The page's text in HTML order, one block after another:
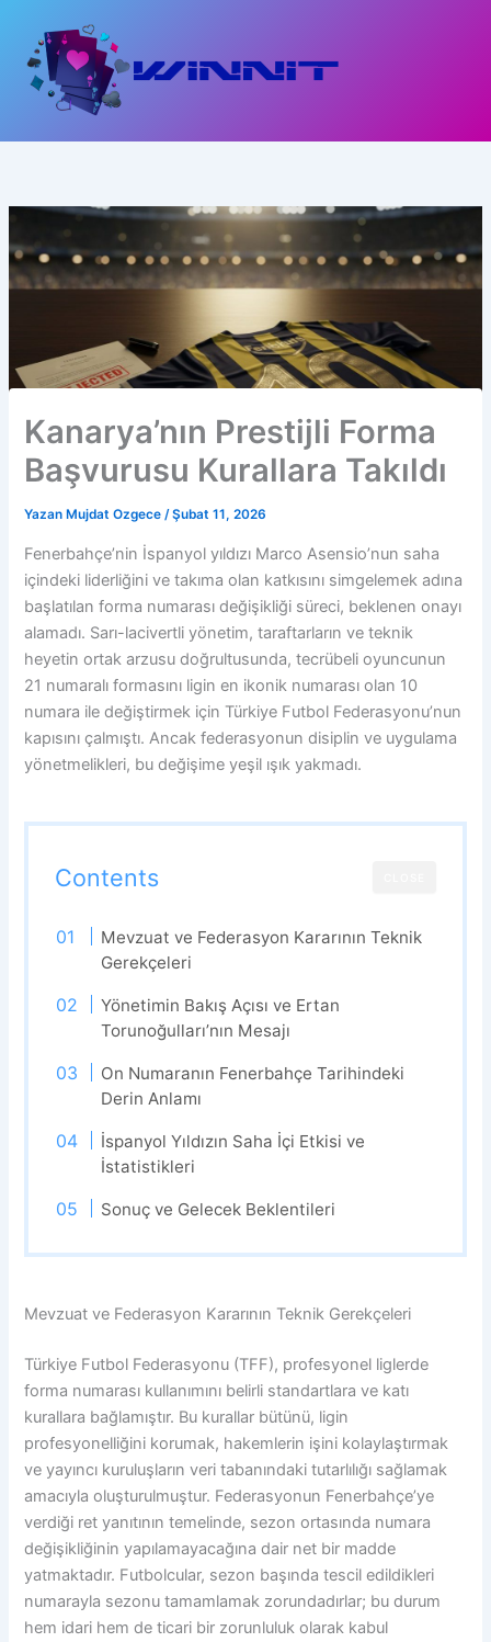
Kanarya’nın Prestijli Forma
Başvurusu Kurallara Takıldı
Yazan Mujdat Ozgece/Şubat 11, 2026
Fenerbahçe’nin İspanyol yıldızı Marco Asensio’nun saha
içindeki liderliğini ve takıma olan katkısını simgelemek adına
başlatılan forma numarası değişikliği süreci, beklenen onayı
alamadı. Sarı-lacivertli yönetim, taraftarların ve teknik
heyetin ortak arzusu doğrultusunda, tecrübeli oyuncunun
21 numaralı formasını ligin en ikonik numarası olan 10
numara ile değiştirmek için Türkiye Futbol Federasyonu’nun
kapısını çalmıştı. Ancak federasyonun disiplin ve uygulama
yönetmelikleri, bu değişime yeşil ışık yakmadı.
Contents
Mevzuat ve Federasyon Kararının Teknik
Gerekçeleri
Yönetimin Bakış Açısı ve Ertan
Torunoğulları’nın Mesajı
On Numaranın Fenerbahçe Tarihindeki
Derin Anlamı
İspanyol Yıldızın Saha İçi Etkisi ve
İstatistikleri
Sonuç ve Gelecek Beklentileri
Mevzuat ve Federasyon Kararının Teknik Gerekçeleri
Türkiye Futbol Federasyonu (TFF), profesyonel liglerde
forma numarası kullanımını belirli standartlara ve katı
kurallara bağlamıştır. Bu kurallar bütünü, ligin
profesyonelliğini korumak, hakemlerin işini kolaylaştırmak
ve yayıncı kuruluşların veri tabanındaki tutarlılığı sağlamak
amacıyla oluşturulmuştur. Federasyonun Fenerbahçe’ye
verdiği ret yanıtının temelinde, sezon ortasında numara
değişikliğinin yapılamayacağına dair net bir madde
yatmaktadır. Futbolcular, sezon başında tescil edildikleri
numarayla sezonu tamamlamak zorundadırlar; bu durum
hem idari hem de ticari bir zorunluluk olarak kabul